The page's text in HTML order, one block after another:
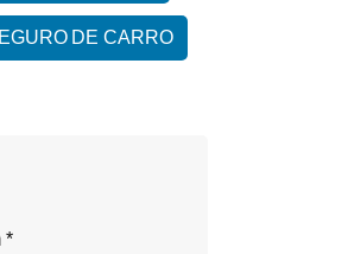
DE CARRO
*